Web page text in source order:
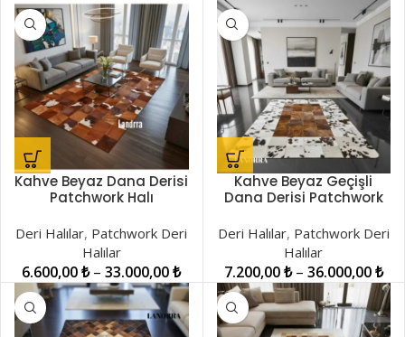
Kahve Beyaz Dana Derisi
Patchwork Halı
Deri Halılar, Patchwork Deri
Halılar
6.600,00₺ –33.000,00₺
Kahve Beyaz Geçişli
Dana Derisi Patchwork
Deri Halılar, Patchwork Deri
Halılar
7.200,00₺ – 36.000,00₺